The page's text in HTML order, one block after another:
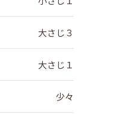
大さじ３
大さじ１
少々